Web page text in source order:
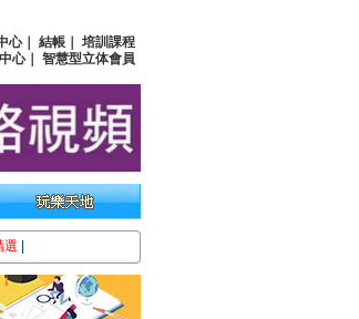
心｜ 結帳
培訓課程
心｜ 智慧型立体會員
選